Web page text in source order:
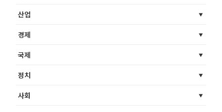
산업
경제
국제
정치
사회